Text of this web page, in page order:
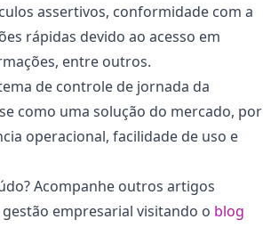
assertivos, conformidade com a
rápidas devido ao acesso em
entre outros.
de controle de jornada da
como uma solução do mercado, por
operacional, facilidade de uso e
Acompanhe outros artigos
empresarial visitando o blog